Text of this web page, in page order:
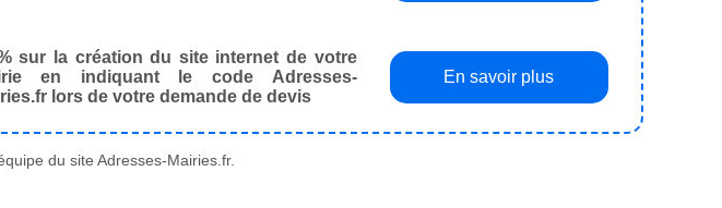
sur la création du site internet de votre
en indiquant le code Adresses-
lors de votre demande de devis
En savoir plus
du site Adresses-Mairies.fr.